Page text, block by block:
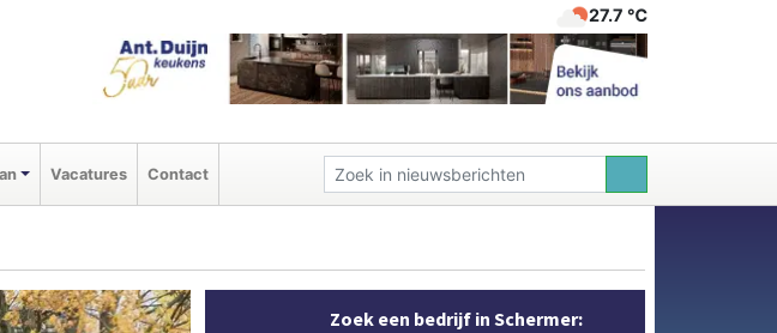
27.7 ℃
Vacatures Contact
Zoek een bedrijf in Schermer: